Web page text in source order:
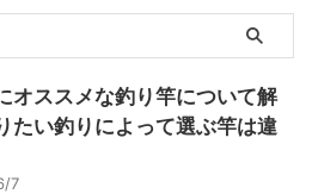
オススメな釣り竿について解
たい釣りによって選ぶ竿は違
7